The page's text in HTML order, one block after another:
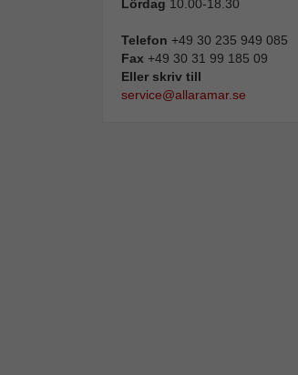
Lördag 10.00-18.30
Telefon +49 30 235 949 085
Fax +49 30 31 99 185 09
Eller skriv till
service@allaramar.se